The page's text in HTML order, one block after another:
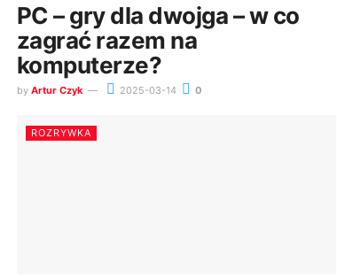
PC – gry dla dwojga – w co
zagrać razem na
komputerze?
by Artur Czyk 2025-03-14 0
ROZRYWKA